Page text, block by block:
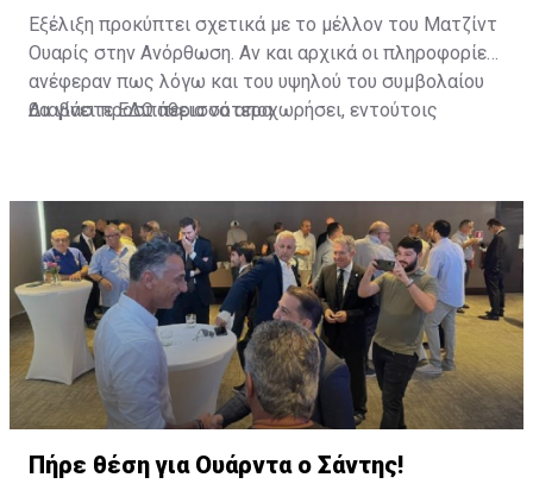
Eξέλιξη προκύπτει σχετικά με το μέλλον του Ματζίντ
Ουαρίς στην Ανόρθωση. Αν και αρχικά οι πληροφορίες
ανέφεραν πως λόγω και του υψηλού του συμβολαίου
θα γίνει προσπάθεια να αποχωρήσει, εντούτοις
ΔιαβάστεΕΔΩπερισσότερα
Πήρε θέση για Ουάρντα ο Σάντης!